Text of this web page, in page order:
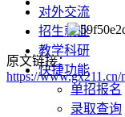
对外交流
招生就业
教学科研
快捷功能
单招报名
录取查询
原文链接：
https://www.gx211.cn/